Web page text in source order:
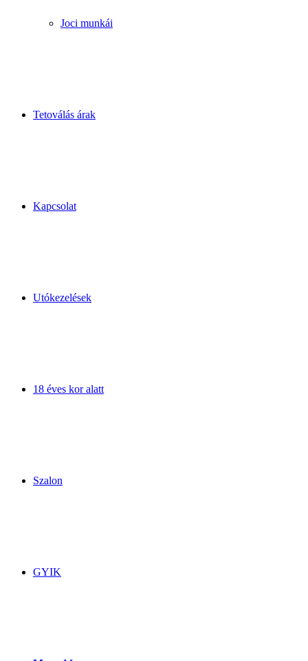
Joci munkái
Tetoválás árak
Kapcsolat
Utókezelések
18 éves kor alatt
Szalon
GYIK